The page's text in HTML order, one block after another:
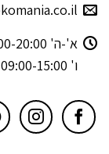
א'-ה' 9:00-20:00
ו' 09:00-15:00